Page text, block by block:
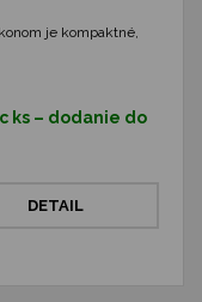
je kompaktné,
ks – dodanie do
DETAIL